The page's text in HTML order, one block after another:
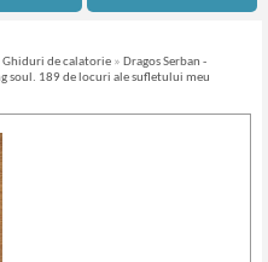
Ghiduri de calatorie » Dragos Serban -
soul. 189 de locuri ale sufletului meu